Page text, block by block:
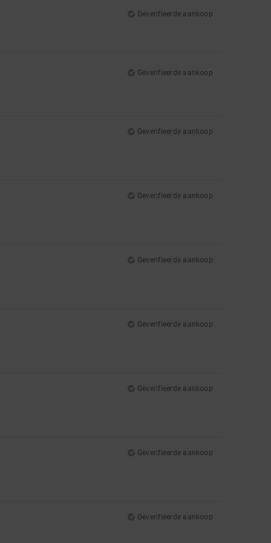
Geverifieerde aankoop
Geverifieerde aankoop
Geverifieerde aankoop
Geverifieerde aankoop
Geverifieerde aankoop
Geverifieerde aankoop
Geverifieerde aankoop
Geverifieerde aankoop
Geverifieerde aankoop